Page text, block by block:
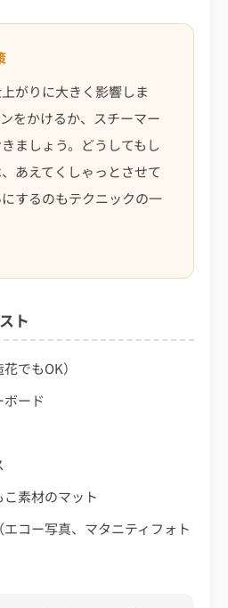
がりに大きく影響しま
をかけるか、スチーマー
ましょう。どうしてもし
あえてくしゃっとさせて
するのもテクニックの一
ト
でもOK）
ード
素材のマット
コー写真、マタニティフォト